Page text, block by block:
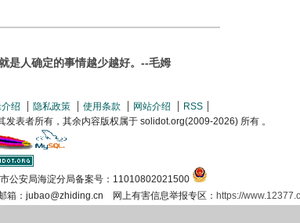
是人确定的事情越少越好。--毛姆
绍 隐私政策 使用条款 网站介绍
RSS
发表者所有，其余内容版权属于 solidot.org(2009-2026) 所有 。
公安局海淀分局备案号：11010802021500
：jubao@zhiding.cn 网上有害信息举报专区： https://